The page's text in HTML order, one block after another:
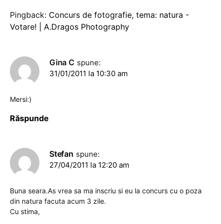
Pingback: Concurs de fotografie, tema: natura -
Votare! | A.Dragos Photography
Gina C spune:
31/01/2011 la 10:30 am
Mersi:)
Răspunde
Stefan spune:
27/04/2011 la 12:20 am
Buna seara.As vrea sa ma inscriu si eu la concurs cu o poza
din natura facuta acum 3 zile.
Cu stima,